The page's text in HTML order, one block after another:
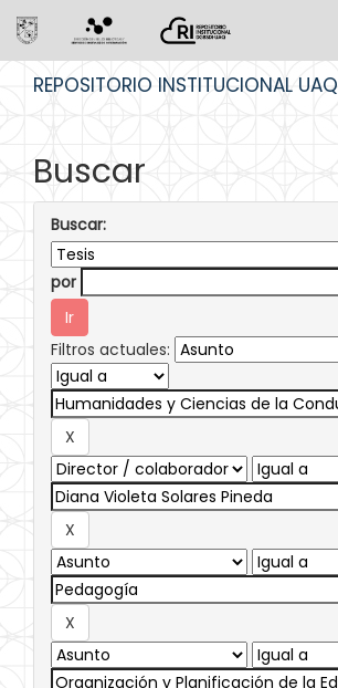
REPOSITORIO INSTITUCIONAL UAQ
Buscar
Buscar:
por
Filtros actuales: